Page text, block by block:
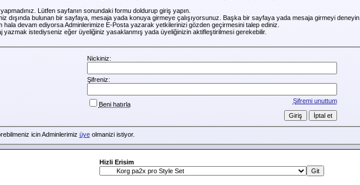
Lütfen sayfanın sonundaki formu doldurup giriş yapın.
dışında bulunan bir sayfaya, mesaja yada konuya girmeye çalışıyorsunuz. Başka bir sayfaya yada mesaja girmeyi deneyin.
hala devam ediyorsa Adminlerimize E-Posta yazarak yetkilerinizi gözden geçirmesini talep ediniz.
yazmak istediyseniz eğer üyeliğiniz yasaklanmış yada üyeliğinizin aktifleştirilmesi gerekebilir.
Nickiniz:
Şifreniz:
Şifremi unuttum
Beni hatırla
icin Adminlerimiz üyeolmanizi istiyor.
Hizli Erisim